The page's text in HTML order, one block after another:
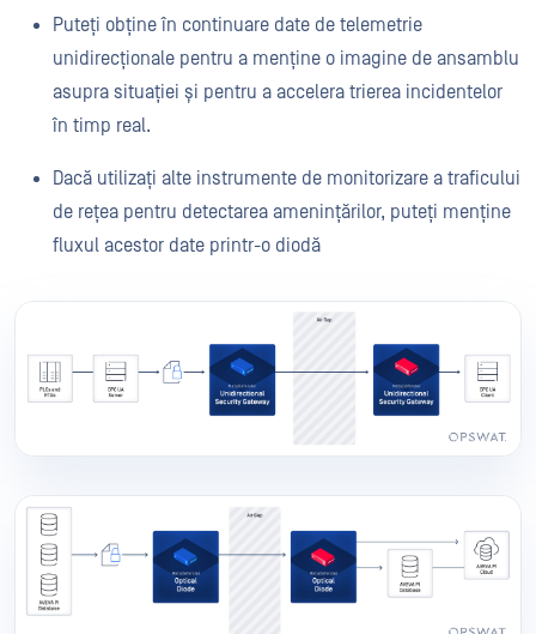
Puteți obține în continuare date de telemetrie
unidirecționale pentru a menține o imagine de ansamblu
asupra situației și pentru a accelera trierea incidentelor
în timp real.
Dacă utilizați alte instrumente de monitorizare a traficului
de rețea pentru detectarea amenințărilor, puteți menține
fluxul acestor date printr-o diodă